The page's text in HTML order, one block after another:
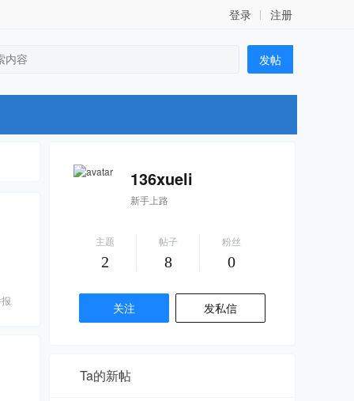
登录 注册
发帖
136xueli
新手上路
主题
2
帖子
8
粉丝
0
关注 发私信
Ta的新帖